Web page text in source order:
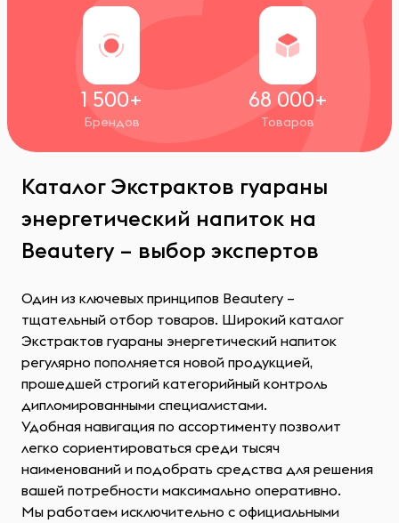
1 500+
Брендов
68 000+
Товаров
Каталог Экстрактов гуараны
энергетический напиток на
Beautery – выбор экспертов
Один из ключевых принципов Beautery –
тщательный отбор товаров. Широкий каталог
Экстрактов гуараны энергетический напиток
регулярно пополняется новой продукцией,
прошедшей строгий категорийный контроль
дипломированными специалистами.
Удобная навигация по ассортименту позволит
легко сориентироваться среди тысяч
наименований и подобрать средства для решения
вашей потребности максимально оперативно.
Мы работаем исключительно с официальными